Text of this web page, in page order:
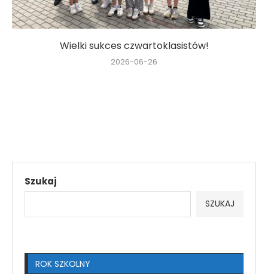
Wielki sukces czwartoklasistów!
2026-06-26
Szukaj
SZUKAJ
ROK SZKOLNY